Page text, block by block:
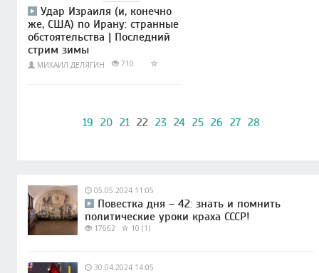
Удар Израиля (и, конечно
же, США) по Ирану: странные
обстоятельства | Последний
стрим зимы
МИХАИЛ ДЕЛЯГИН 710
19 20 21 22 23 24 25 26 27 28
05.05.2024 11:05
Повестка дня – 42: знать и помнить
политические уроки краха СССР!
17662 10 (1)
30.04.2024 14:05